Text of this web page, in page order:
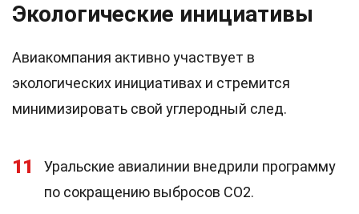
Экологические инициативы
Авиакомпания активно участвует в
экологических инициативах и стремится
минимизировать свой углеродный след.
11
Уральские авиалинии внедрили программу
по сокращению выбросов CO2.